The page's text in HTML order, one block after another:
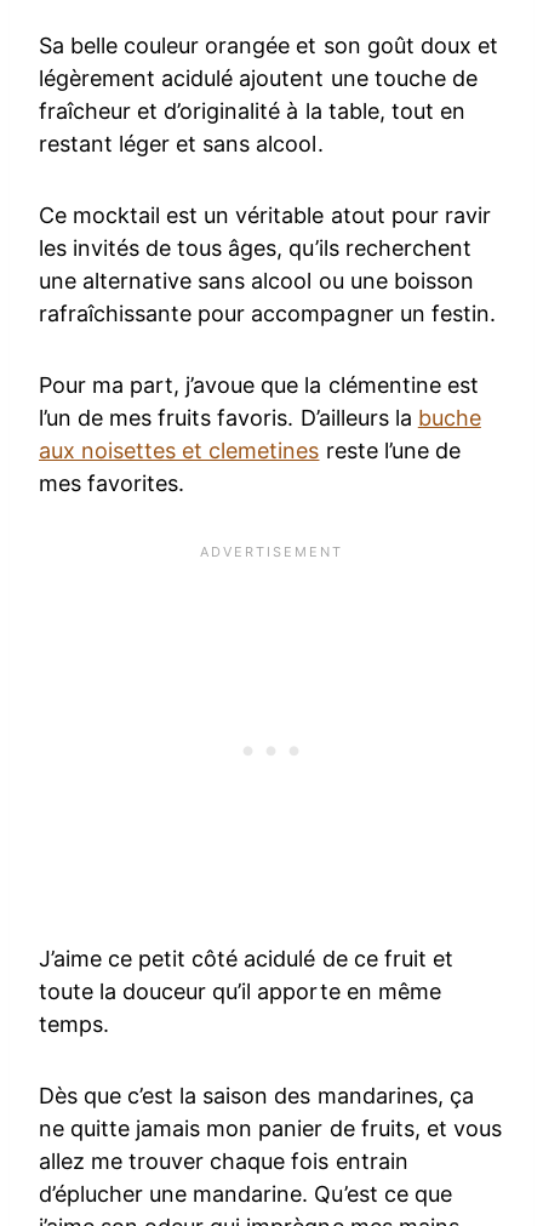
Sa belle couleur orangée et son goût doux et
légèrement acidulé ajoutent une touche de
fraîcheur et d’originalité à la table, tout en
restant léger et sans alcool.
Ce mocktail est un véritable atout pour ravir
les invités de tous âges, qu’ils recherchent
une alternative sans alcool ou une boisson
rafraîchissante pour accompagner un festin.
Pour ma part, j’avoue que la clémentine est
l’un de mes fruits favoris. D’ailleurs la buche
aux noisettes et clemetines reste l’une de
mes favorites.
J’aime ce petit côté acidulé de ce fruit et
toute la douceur qu’il apporte en même
temps.
Dès que c’est la saison des mandarines, ça
ne quitte jamais mon panier de fruits, et vous
allez me trouver chaque fois entrain
d’éplucher une mandarine. Qu’est ce que